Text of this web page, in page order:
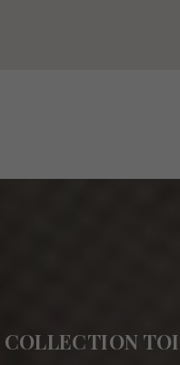
COLLECTION